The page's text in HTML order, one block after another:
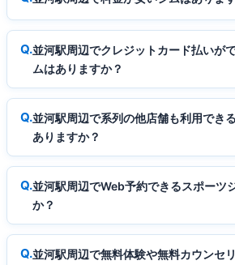
並河駅周辺でクレジットカード払いが
ムはありますか？
並河駅周辺で系列の他店舗も利用でき
ありますか？
並河駅周辺でWeb予約できるスポーツ
か？
並河駅周辺で無料体験や無料カウンセ